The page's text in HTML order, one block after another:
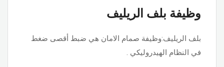
وظيفة بلف الريليف
بلف الريليف:وظيفة صمام الامان هي ضبط أقصى ضغط
في النظام الهيدروليكي .